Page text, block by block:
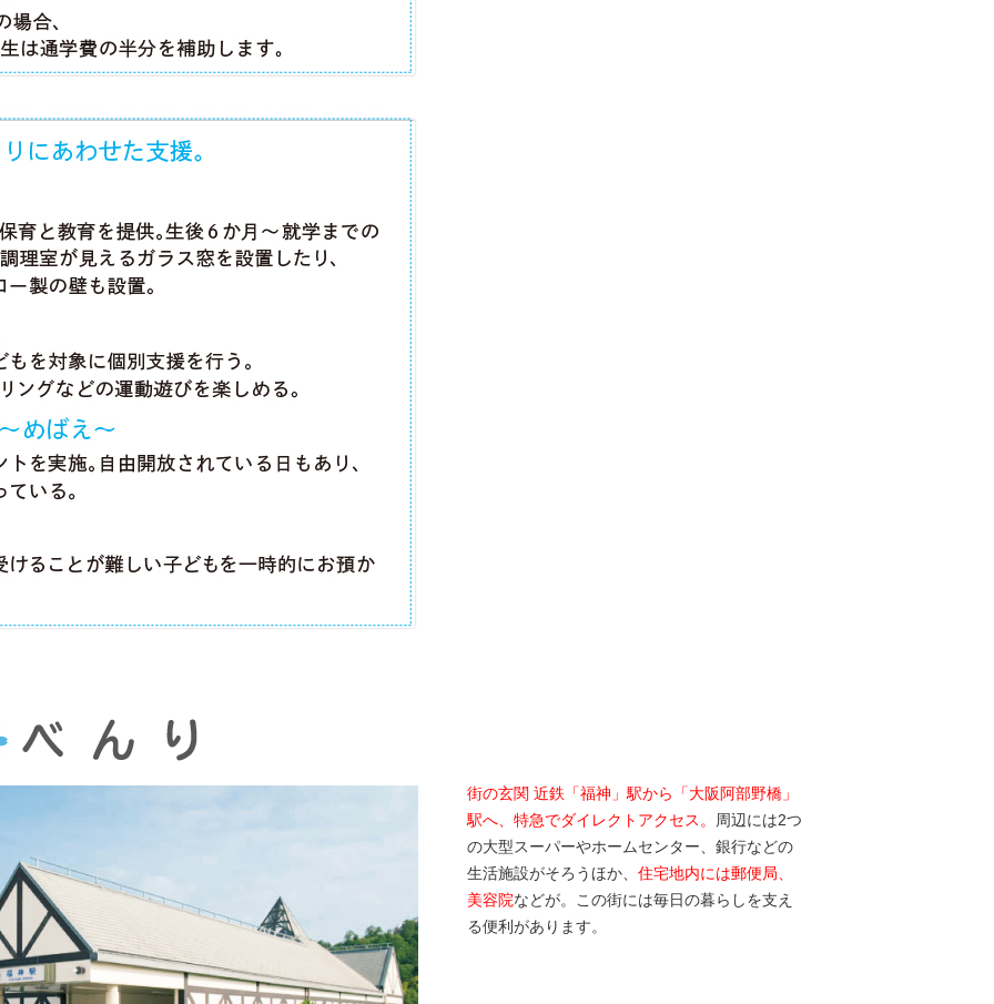
街の玄関 近鉄「福神」駅から「大阪阿部野橋」
駅へ、特急でダイレクトアクセス。
周辺には2つ
の大型スーパーやホームセンター、銀行などの
生活施設がそろうほか、 住宅地内には郵便局、
美容院などが。この街には毎日の暮らしを支え
る便利があります。